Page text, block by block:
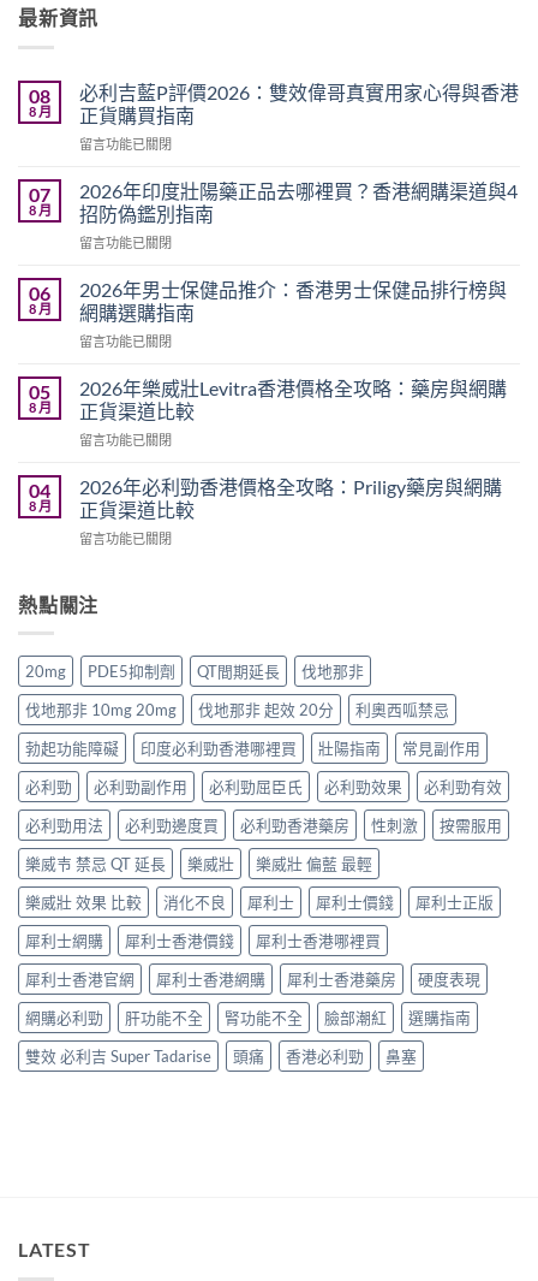
最新資訊
08
8 月
必利吉藍P評價2026：雙效偉哥真實用家心得與香港
正貨購買指南
在
利
吉
藍
P
價
2026：
雙
效
哥
真
用
心
得
與
正
貨
買
指
南〉
中
留言功能已關閉
07
8 月
2026年印度壯陽藥正品去哪裡買？香港網購渠道與4
招防偽鑑別指南
在
年
印
度
壯
藥
正
品
去
裡
買？
港
渠
招
防
偽
鑑
別
南〉
中
留言功能已關閉
06
8 月
2026年男士保健品推介：香港男士保健品排行榜與
網購選購指南
在
年
男
士
保
品
推
介：
香
士
品
排
行
榜
與
網
選
購
指
南〉
中
留言功能已關閉
05
8 月
2026年樂威壯Levitra香港價格全攻略：藥房與網購
正貨渠道比較
在
年
樂
威
壯
港
全
攻
略：
藥
房
與
購
正
貨
渠
道
比
較〉
中
留言功能已關閉
04
8 月
2026年必利勁香港價格全攻略：Priligy藥房與網購
正貨渠道比較
在
必
利
香
港
價
格
全
攻
略：
Priligy
藥
房
與
網
購
正
貨
渠
道
比
較〉
中
留言功能已關閉
熱點關注
20mg PDE5抑制劑 QT間期延長
伐地那非
伐地那非 10mg 20mg
伐地那非 起效 20分
利奧西呱禁忌
勃起功能障礙
印度必利勁香港哪裡買 壯陽指南
常見副作用
必利勁
必利勁副作用 必利勁屈臣氏 必利勁效果
必利勁有效
必利勁用法
必利勁邊度買 必利勁香港藥房 性刺激
按需服用
樂威壭 禁忌 QT 延長
樂威壯
樂威壯 偏藍 最輕
樂威壯 效果 比較
消化不良 犀利士 犀利士價錢
犀利士正版
犀利士網購
犀利士香港價錢
犀利士香港哪裡買
犀利士香港官網
犀利士香港網購 犀利士香港藥房
硬度表現
網購必利勁
肝功能不全 腎功能不全 臉部潮紅
選購指南
雙效 必利吉 Super Tadarise
頭痛 香港必利勁 鼻塞
LATEST